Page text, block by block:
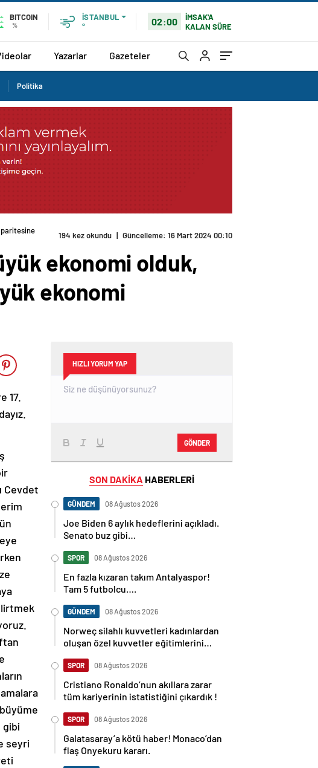
BITCOIN
%
İSTANBUL
°
02:00
İMSAK'A
KALAN SÜRE
Yazarlar Gazeteler
Politika
paritesine
194 kez okundu | Güncelleme: 16 Mart 2024 00:10
ekonomi olduk,
ekonomi
17.
Cevdet
gibi
seyri
HIZLI YORUM YAP
GÖNDER
SON DAKİKA HABERLERİ
GÜNDEM 08 Ağustos 2026
Joe Biden 6 aylık hedeflerini açıkladı.
Senato buz gibi…
SPOR 08 Ağustos 2026
En fazla kızaran takım Antalyaspor!
Tam 5 futbolcu….
GÜNDEM 08 Ağustos 2026
Norweç silahlı kuvvetleri kadınlardan
oluşan özel kuvvetler eğitimlerini
SPOR 08 Ağustos 2026
Cristiano Ronaldo’nun akıllara zarar
tüm kariyerinin istatistiğini çıkardık !
SPOR 08 Ağustos 2026
Galatasaray’a kötü haber! Monaco’dan
flaş Onyekuru kararı.